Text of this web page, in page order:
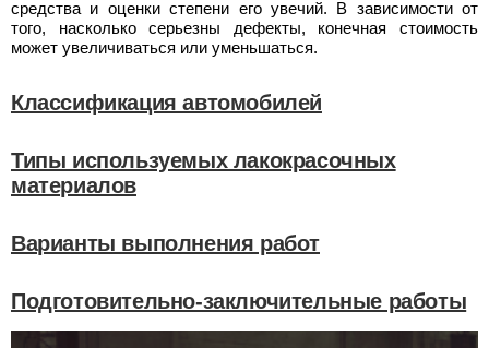
средства и оценки степени его увечий. В зависимости от
того, насколько серьезны дефекты, конечная стоимость
может увеличиваться или уменьшаться.
Классификация автомобилей
Типы используемых лакокрасочных
материалов
Варианты выполнения работ
Подготовительно-заключительные работы